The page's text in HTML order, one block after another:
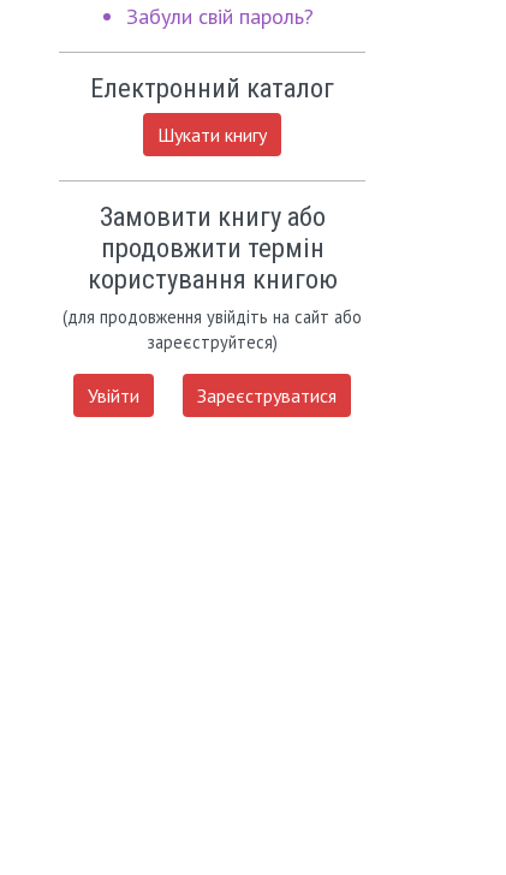
Забули свій пароль?
Електронний каталог
Шукати книгу
Замовити книгу або
продовжити термін
користування книгою
(для продовження увійдіть на сайт або
зареєструйтеся)
Увійти Зареєструватися